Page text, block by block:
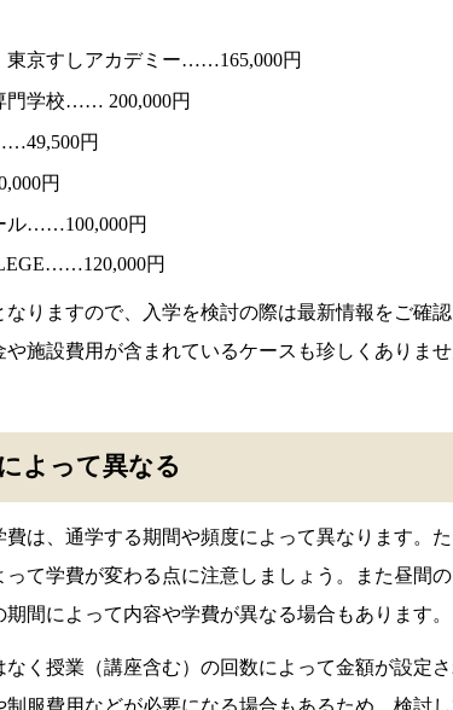
東京すしアカデミー……165,000円
門学校…… 200,000円
円
円
ル……100,000円
円
なりますので、入学を検討の際は最新情報をご確
施設費用が含まれているケースも珍しくありませ
よって異なる
は、通学する期間や頻度によって異なります。
て学費が変わる点に注意しましょう。また昼間
間によって内容や学費が異なる場合もあります。
く授業（講座含む）の回数によって金額が設定